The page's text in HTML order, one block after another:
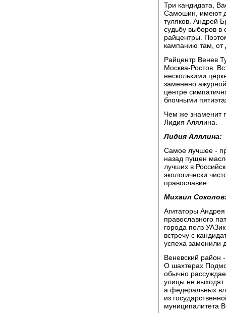
Три кандидата,
Самошин, имеют
туляков. Андрей
судьбу выборов в
райцентры.
кампанию там, от
Райцентр Венев
Москва-Ростов.
несколькими
заменено
центре
блочными
Чем же знаменит
Лидия Алялина.
Лидия Алялина:
Самое лучшее -
назад пущен
лучших в
экологически
православие.
Михаил
Агитаторы
православного
города полз
встречу с
успеха заменили
Веневский район
О шахтерах
обычно
улицы не
а федеральных
из
муниципалитета